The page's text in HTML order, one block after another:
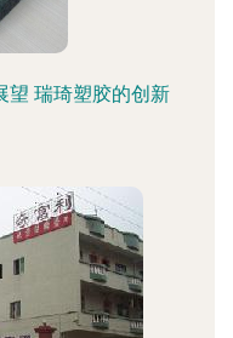
望 瑞琦塑胶的创新